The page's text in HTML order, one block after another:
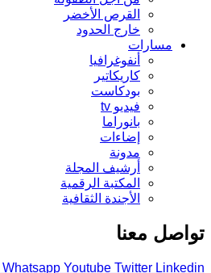
القرص الأخضر
خارج الحدود
مسارات
أنفوغرافيا
كاريكاتير
بودكاست
فيديو tv
بانوراما
إضاءات
مدونة
أرشيف المجلة
المكتبة الرقمية
الأجندة الثقافية
تواصل معنا
Whatsapp Youtube Twitter Linkedin